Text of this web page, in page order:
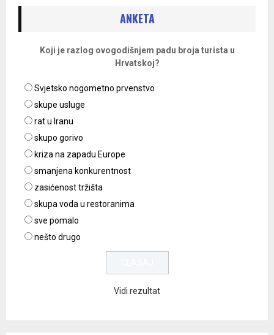
ANKETA
Koji je razlog ovogodišnjem padu broja turista u
Hrvatskoj?
Svjetsko nogometno prvenstvo
skupe usluge
rat u Iranu
skupo gorivo
kriza na zapadu Europe
smanjena konkurentnost
zasićenost tržišta
skupa voda u restoranima
sve pomalo
nešto drugo
Vidi rezultat